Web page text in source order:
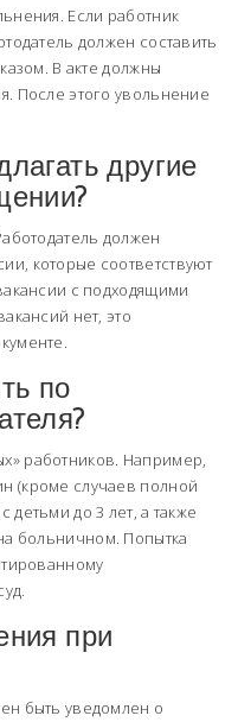
Если работник
должен составить
В акте должны
После этого увольнение
другие
должен
которые соответствуют
с подходящими
нет, это
по
работников. Например,
(кроме случаев полной
до 3 лет, а также
больничном. Попытка
при
быть уведомлен о